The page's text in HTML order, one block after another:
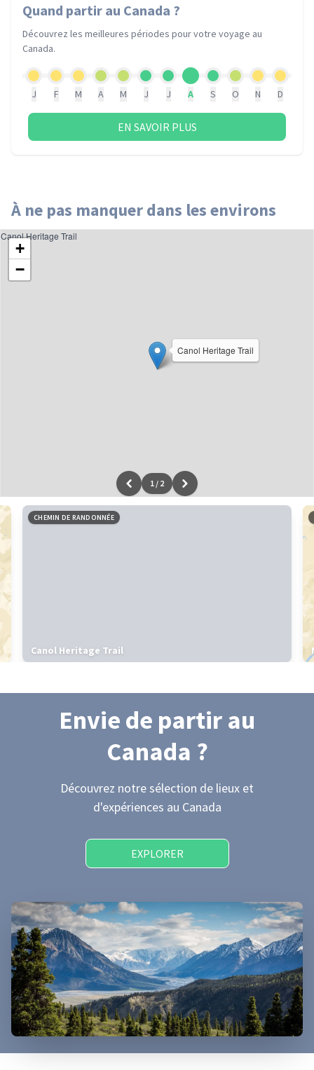
Quand partir au Canada ?
Découvrez les meilleures périodes pour votre voyage au
Canada.
J F M A M J J A S O N D
EN SAVOIR PLUS
À ne pas manquer dans les environs
Canol Heritage Trail
+
−
Leaflet|données ©OpenStreetMap/ODbL - renduOSM France
Canol Heritage Trail
1 / 2
CHEMIN DE RANDONNÉE
Canol Heritage Trail
Envie de partir au
Canada ?
Découvrez notre sélection de lieux et
d'expériences au Canada
EXPLORER